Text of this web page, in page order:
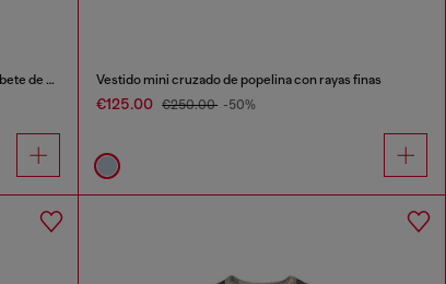
Vestido lencero midi con estampado floral y ribete de encaje Vestido mini cruzado de popelina con rayas finas
€125.00 €250.00 -50%